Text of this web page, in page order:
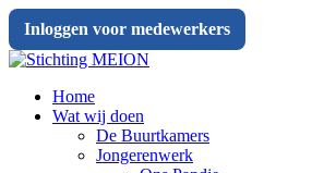
Inloggen voor medewerkers
Home
Wat wij doen
De Buurtkamers
Jongerenwerk